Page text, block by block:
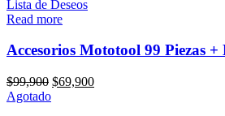
Lista de Deseos
Read more
Accesorios Mototool 99 Piezas
$99,900 Original
$69,900Current
Agotado